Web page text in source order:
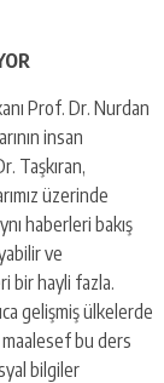
Prof. Dr. Nurdan
insan
Taşkıran,
üzerinde
haberleri bakış
ve
bir hayli fazla.
gelişmiş ülkelerde
maalesef bu ders
bilgiler